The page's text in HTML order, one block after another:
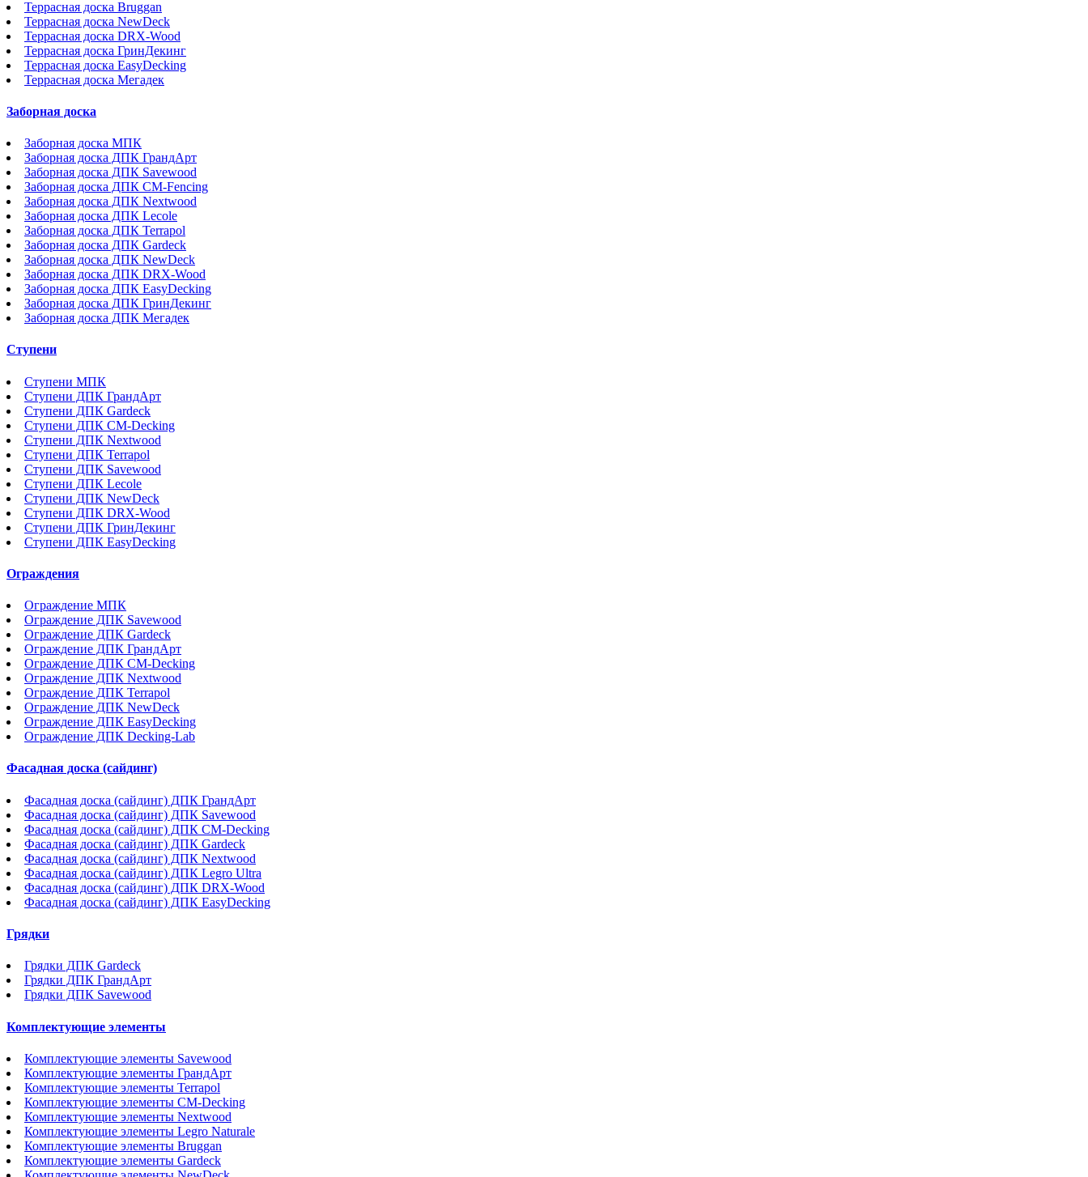
Террасная доска Bruggan
Террасная доска NewDeck
Террасная доска DRX-Wood
Террасная доска ГринДекинг
Террасная доска EasyDecking
Террасная доска Мегадек
Заборная доска
Заборная доска МПК
Заборная доска ДПК ГрандАрт
Заборная доска ДПК Savewood
Заборная доска ДПК CM-Fencing
Заборная доска ДПК Nextwood
Заборная доска ДПК Lecole
Заборная доска ДПК Terrapol
Заборная доска ДПК Gardeck
Заборная доска ДПК NewDeck
Заборная доска ДПК DRX-Wood
Заборная доска ДПК EasyDecking
Заборная доска ДПК ГринДекинг
Заборная доска ДПК Мегадек
Ступени
Ступени МПК
Ступени ДПК ГрандАрт
Ступени ДПК Gardeck
Ступени ДПК CM-Decking
Ступени ДПК Nextwood
Ступени ДПК Terrapol
Ступени ДПК Savewood
Ступени ДПК Lecole
Ступени ДПК NewDeck
Ступени ДПК DRX-Wood
Ступени ДПК ГринДекинг
Ступени ДПК EasyDecking
Ограждения
Ограждение МПК
Ограждение ДПК Savewood
Ограждение ДПК Gardeck
Ограждение ДПК ГрандАрт
Ограждение ДПК CM-Decking
Ограждение ДПК Nextwood
Ограждение ДПК Terrapol
Ограждение ДПК NewDeck
Ограждение ДПК EasyDecking
Ограждение ДПК Decking-Lab
Фасадная доска (сайдинг)
Фасадная доска (сайдинг) ДПК ГрандАрт
Фасадная доска (сайдинг) ДПК Savewood
Фасадная доска (сайдинг) ДПК CM-Decking
Фасадная доска (сайдинг) ДПК Gardeck
Фасадная доска (сайдинг) ДПК Nextwood
Фасадная доска (сайдинг) ДПК Legro Ultra
Фасадная доска (сайдинг) ДПК DRX-Wood
Фасадная доска (сайдинг) ДПК EasyDecking
Грядки
Грядки ДПК Gardeck
Грядки ДПК ГрандАрт
Грядки ДПК Savewood
Комплектующие элементы
Комплектующие элементы Savewood
Комплектующие элементы ГрандАрт
Комплектующие элементы Terrapol
Комплектующие элементы CM-Decking
Комплектующие элементы Nextwood
Комплектующие элементы Legro Naturale
Комплектующие элементы Bruggan
Комплектующие элементы Gardeck